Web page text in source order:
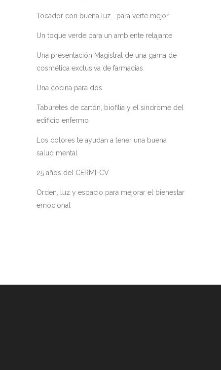
Tocador con buena luz… para verte mejor
Un toque verde para un ambiente relajante
Una presentación Magistral de una gama de
cosmética exclusiva de farmacias
Una cocina para dos
Taburetes de cartón, biofilia y el síndrome del
edificio enfermo
Los colores te ayudan a tener una buena
salud mental
25 años del CERMI-CV
Orden, luz y espacio para mejorar el bienestar
emocional